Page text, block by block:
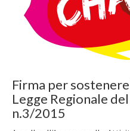
Firma per
Legge Regionale
n.3/2015